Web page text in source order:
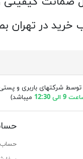
در تهران
شرکتهای باربری و
12:30 میباشد)
حساب